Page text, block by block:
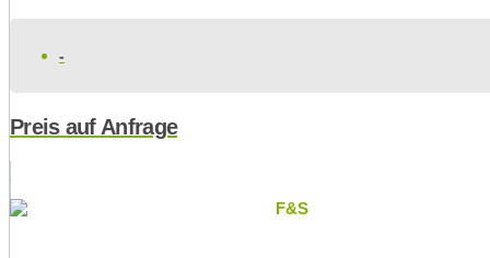
-
Preis auf Anfrage